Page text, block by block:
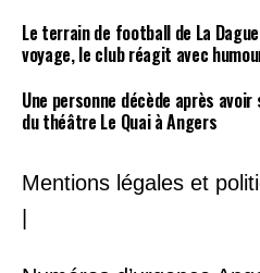
Le terrain de football de La
voyage, le club réagit avec
Une personne décède après
du théâtre Le Quai à Angers
Mentions légales et